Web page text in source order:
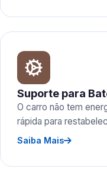
Suporte para
O carro não tem
rápida para
Saiba Mais